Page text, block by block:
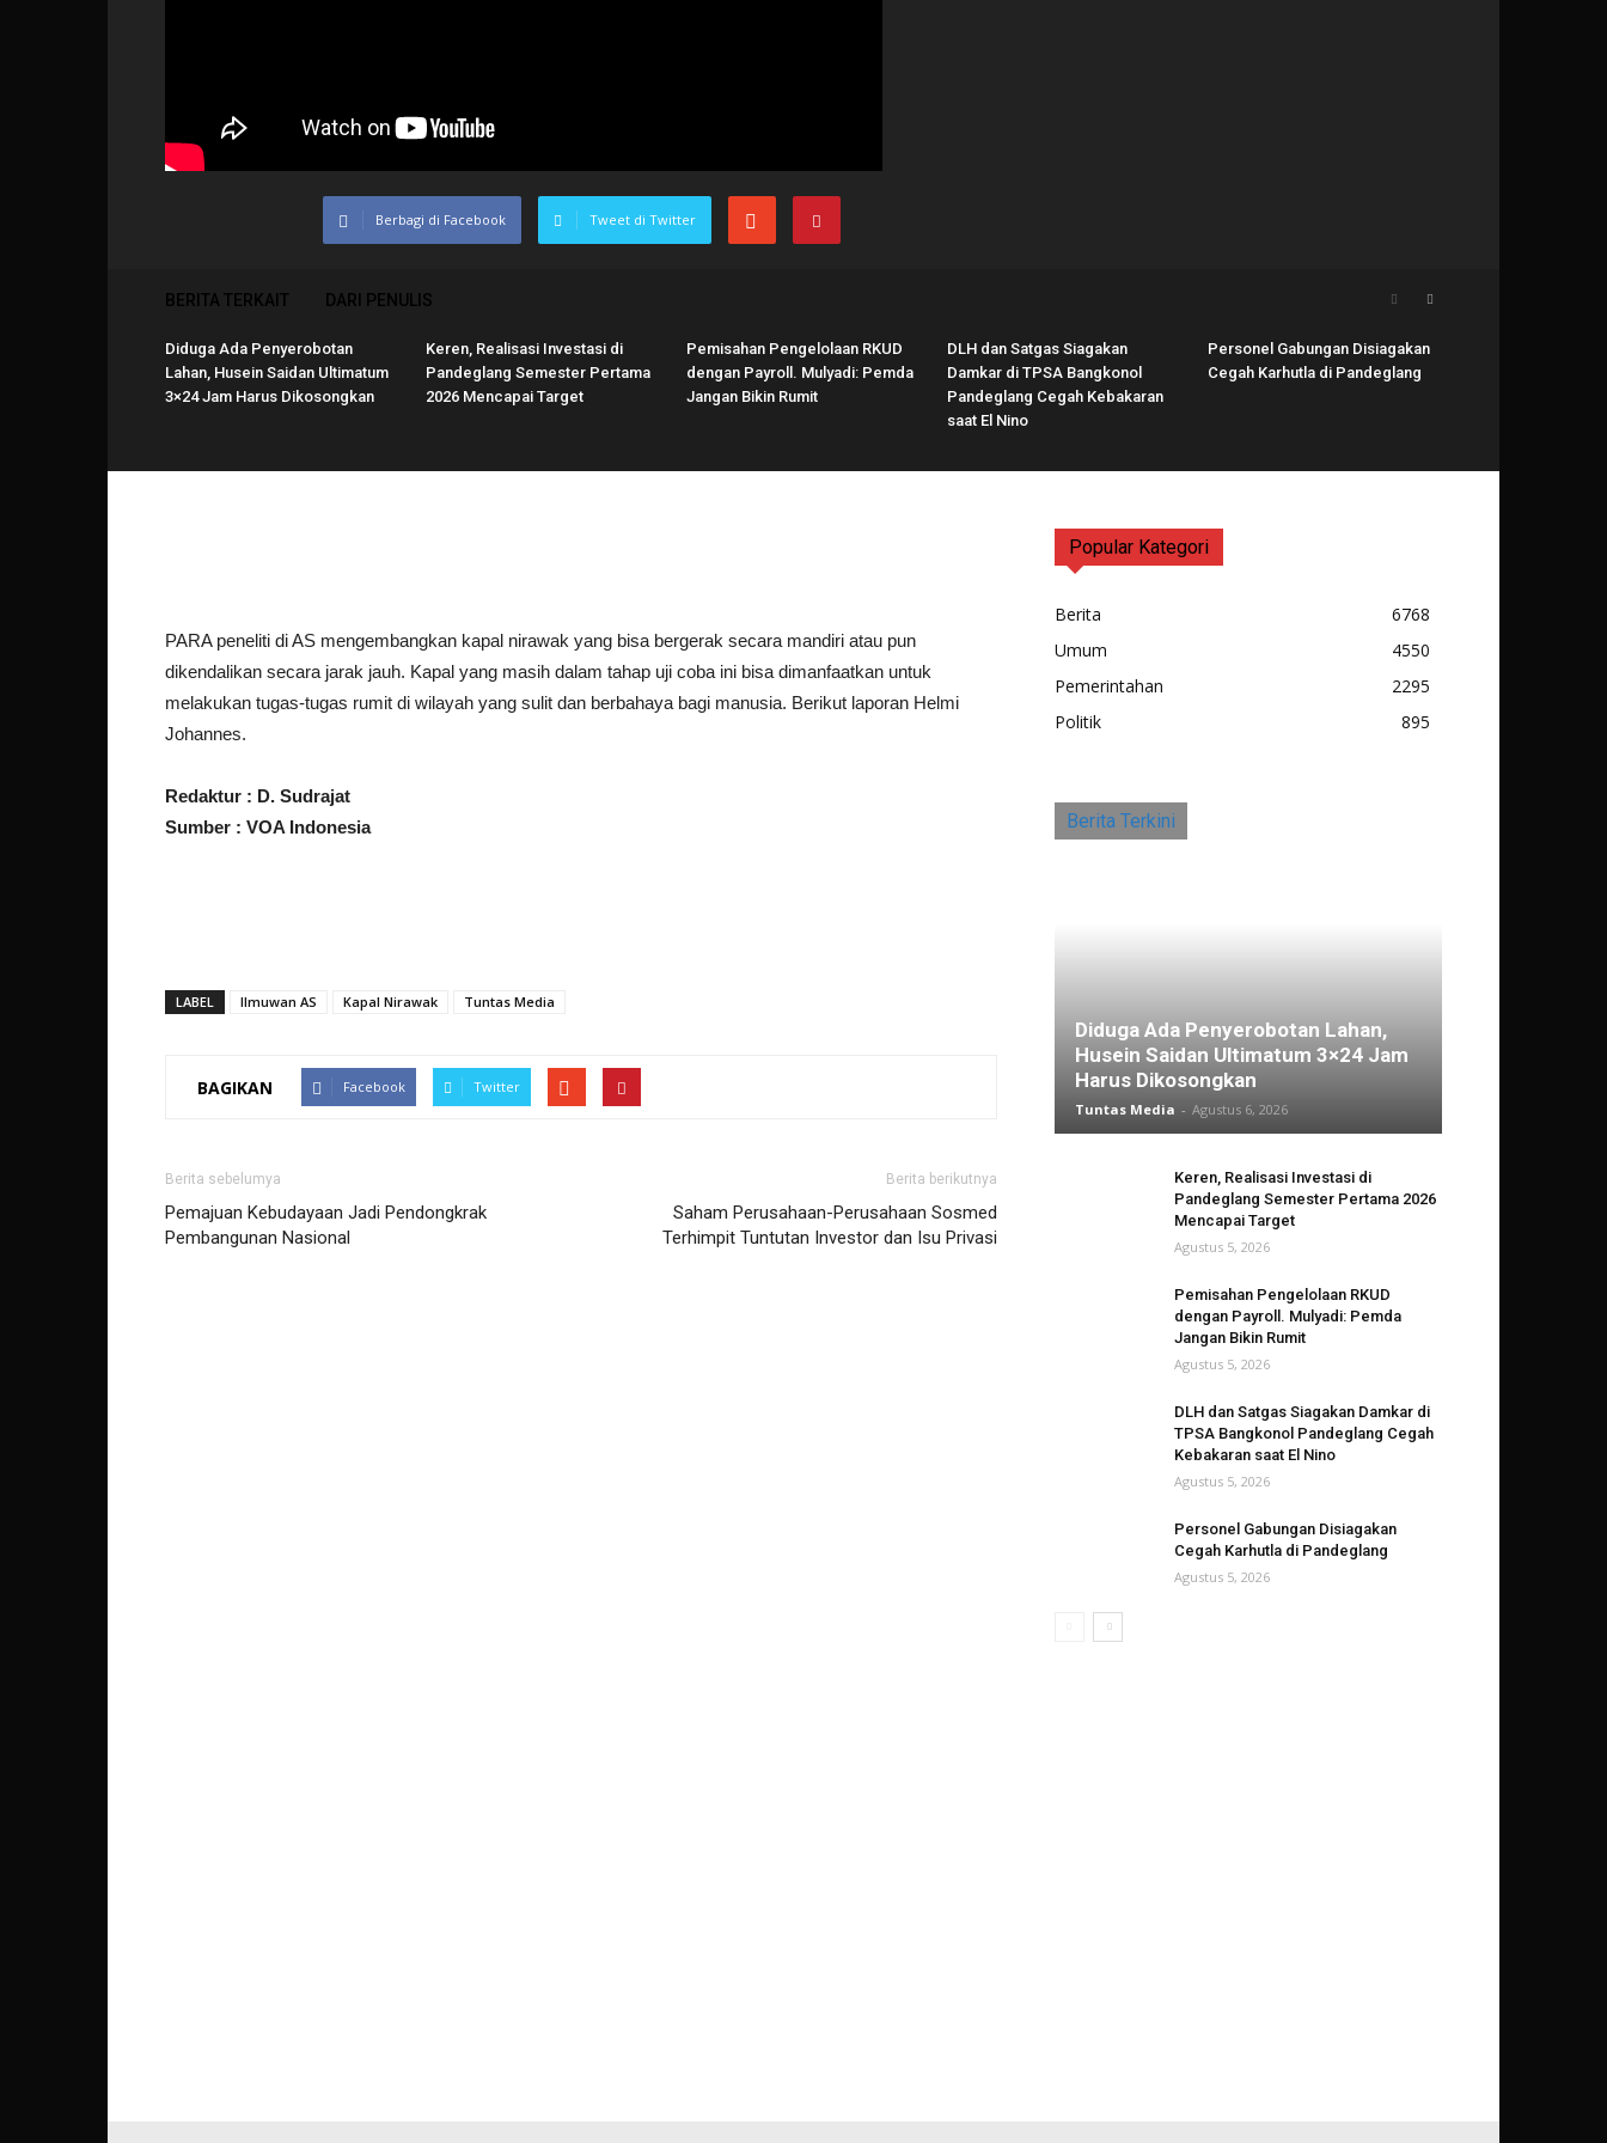
Berbagi di Facebook Tweet di Twitter
BERITA TERKAIT DARI PENULIS
Diduga Ada Penyerobotan
Lahan, Husein Saidan Ultimatum
3×24 Jam Harus Dikosongkan
Keren, Realisasi Investasi di
Pandeglang Semester Pertama
2026 Mencapai Target
Pemisahan Pengelolaan RKUD
dengan Payroll. Mulyadi: Pemda
Jangan Bikin Rumit
DLH dan Satgas Siagakan
Damkar di TPSA Bangkonol
Pandeglang Cegah Kebakaran
saat El Nino
Personel Gabungan Disiagakan
Cegah Karhutla di Pandeglang
PARA peneliti di AS mengembangkan kapal nirawak yang bisa bergerak secara mandiri atau pun
dikendalikan secara jarak jauh. Kapal yang masih dalam tahap uji coba ini bisa dimanfaatkan untuk
melakukan tugas-tugas rumit di wilayah yang sulit dan berbahaya bagi manusia. Berikut laporan Helmi
Johannes.
Redaktur : D. Sudrajat
Sumber : VOA Indonesia
LABEL Ilmuwan AS Kapal Nirawak Tuntas Media
BAGIKAN Facebook Twitter
Berita sebelumya
Pemajuan Kebudayaan Jadi Pendongkrak
Pembangunan Nasional
Berita berikutnya
Saham Perusahaan-Perusahaan Sosmed
Terhimpit Tuntutan Investor dan Isu Privasi
Popular Kategori
Berita
6768
Umum
4550
Pemerintahan
2295
Politik
895
Berita Terkini
Diduga Ada Penyerobotan Lahan,
Husein Saidan Ultimatum 3×24 Jam
Harus Dikosongkan
Tuntas Media - Agustus 6, 2026
Keren, Realisasi Investasi di
Pandeglang Semester Pertama 2026
Mencapai Target
Agustus 5, 2026
Pemisahan Pengelolaan RKUD
dengan Payroll. Mulyadi: Pemda
Jangan Bikin Rumit
Agustus 5, 2026
DLH dan Satgas Siagakan Damkar di
TPSA Bangkonol Pandeglang Cegah
Kebakaran saat El Nino
Agustus 5, 2026
Personel Gabungan Disiagakan
Cegah Karhutla di Pandeglang
Agustus 5, 2026